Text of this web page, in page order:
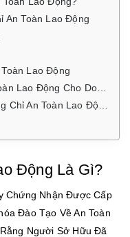
An Toàn Lao Động
Lao Động
Động Cho Doanh Nghiệp
Luật An Toàn Vệ Sinh Lao Động
Động Là Gì?
Chứng Nhận Được Cấp
Đào Tạo Về An Toàn
Người Sở Hữu Đã